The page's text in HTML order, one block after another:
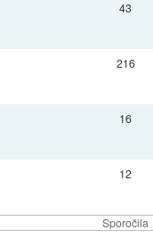
Sporočila
43
216
16
12